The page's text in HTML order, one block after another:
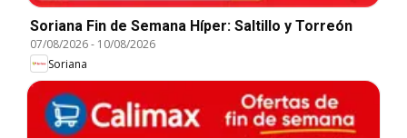
Soriana Fin de Semana Híper: Saltillo y Torreón
07/08/2026- 10/08/2026
Soriana